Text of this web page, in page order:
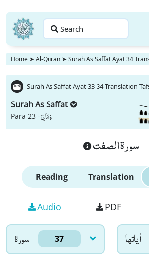
Search
Home ➤ Al-Quran ➤ Surah As Saffat Ayat 34
Surah As Saffat Ayat 33-34 Translation
Surah As Saffat
Para 23 -وَ مَا لِیَ
سورة الصفت
Reading Translation
Audio PDF
سورۃ 37 اٰياتها